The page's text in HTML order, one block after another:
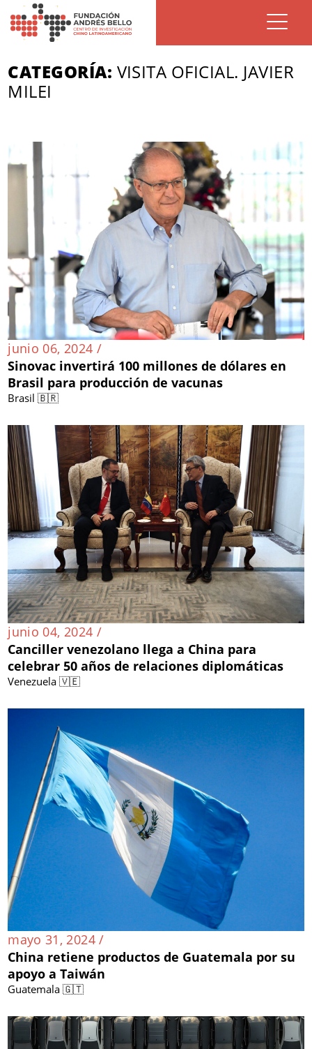
CATEGORÍA: VISITA OFICIAL. JAVIER
MILEI
junio 06, 2024 /
Sinovac invertirá 100 millones de dólares en
Brasil para producción de vacunas
Brasil 🇧🇷
junio 04, 2024 /
Canciller venezolano llega a China para
celebrar 50 años de relaciones diplomáticas
Venezuela 🇻🇪
mayo 31, 2024 /
China retiene productos de Guatemala por su
apoyo a Taiwán
Guatemala 🇬🇹